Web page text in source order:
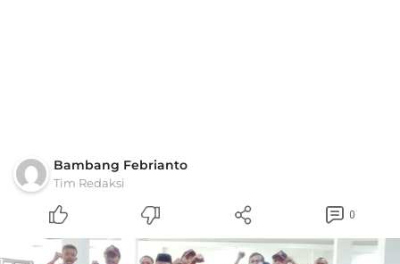
Bambang Febrianto
Tim Redaksi
0